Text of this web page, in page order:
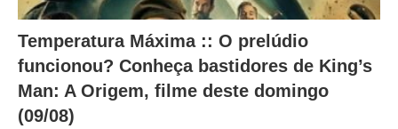
Temperatura Máxima :: O prelúdio
funcionou? Conheça bastidores de King’s
Man: A Origem, filme deste domingo
(09/08)